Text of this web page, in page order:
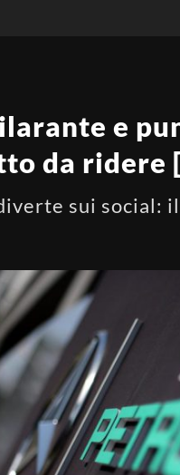
e
da ridere
sui